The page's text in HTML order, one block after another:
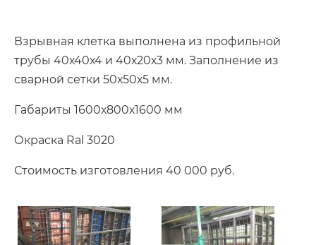
Взрывная клетка выполнена из профильной
трубы 40х40х4 и 40х20х3 мм. Заполнение из
сварной сетки 50х50х5 мм.
Габариты 1600х800х1600 мм
Окраска Ral 3020
Стоимость изготовления 40 000 руб.